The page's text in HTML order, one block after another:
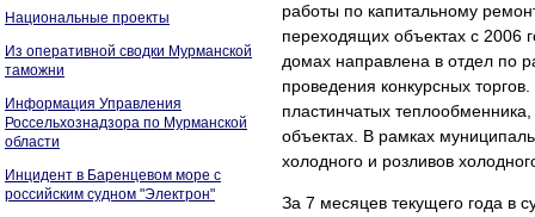
Национальные проекты
Из оперативной сводки Мурманской
таможни
Информация Управления
Россельхознадзора по Мурманской
области
Инцидент в Баренцевом море с
российским судном "Электрон"
работы по капитальному
переходящих объектах с 2006
домах направлена в отдел по
проведения конкурсных
пластинчатых
объектах. В рамках
холодного и розливов
За 7 месяцев текущего года в